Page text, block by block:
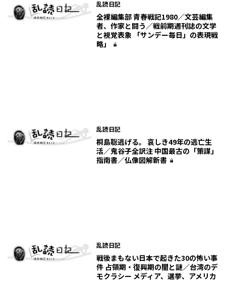
乱読日記
全裸編集部 青春戦記1980／文芸編集
者、作家と闘う／戦前期週刊誌の文学
と視覚表象 「サンデー毎日」の表現戦
略」
乱読日記
桐島聡逃げる。 哀しき49年の逃亡生
活／鬼谷子全訳注 中国最古の「策謀」
指南書／仏像図解新書
乱読日記
戦後まもない日本で起きた30の怖い事
件 占領期・復興期の闇と謎／台湾のデ
モクラシー メディア、選挙、アメリカ